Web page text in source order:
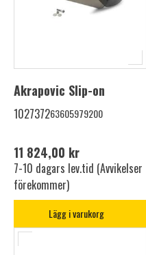
Akrapovic Slip-on
102737263605979200
11 824,00 kr
7-10 dagars lev.tid (Avvikelser
förekommer)
Lägg i varukorg